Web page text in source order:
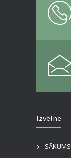
Izvēlne
SĀKUMS